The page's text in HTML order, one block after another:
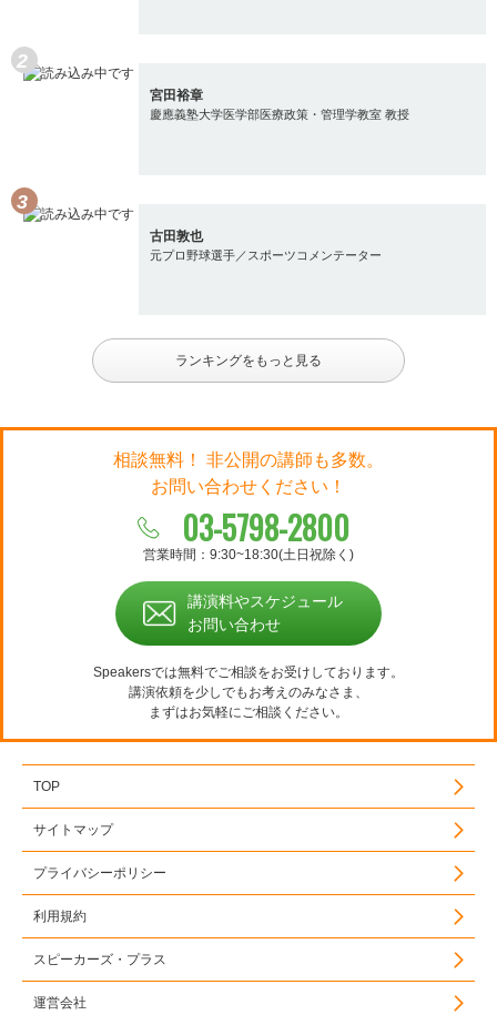
宮田裕章
慶應義塾大学医学部医療政策・管理学教室 教授
古田敦也
元プロ野球選手／スポーツコメンテーター
ランキングをもっと見る
相談無料！ 非公開の講師も多数。
お問い合わせください！
03-5798-2800
営業時間：9:30~18:30(土日祝除く)
講演料やスケジュール
お問い合わせ
Speakersでは無料でご相談をお受けしております。
講演依頼を少しでもお考えのみなさま、
まずはお気軽にご相談ください。
TOP
サイトマップ
プライバシーポリシー
利用規約
スピーカーズ・プラス
運営会社